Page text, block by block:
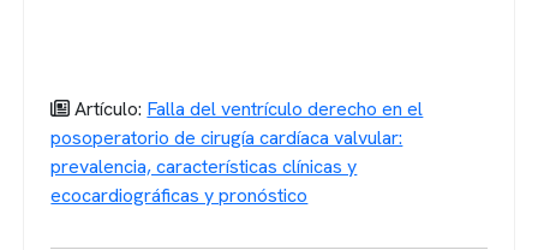
Artículo: Falla del ventrículo derecho en el
posoperatorio de cirugía cardíaca valvular:
prevalencia, características clínicas y
ecocardiográficas y pronóstico